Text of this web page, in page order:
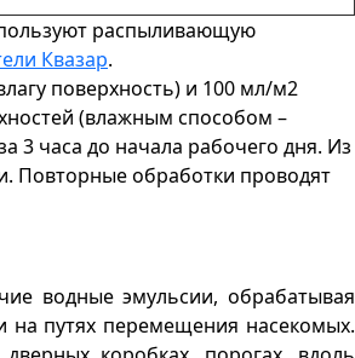
распыливающую
Квазар.
поверхность) и 100 мл/м2
(влажным способом –
3 часа до начала рабочего дня. Из
Повторные обработки проводят
водные эмульсии, обрабатывая
на путях перемещения насекомых.